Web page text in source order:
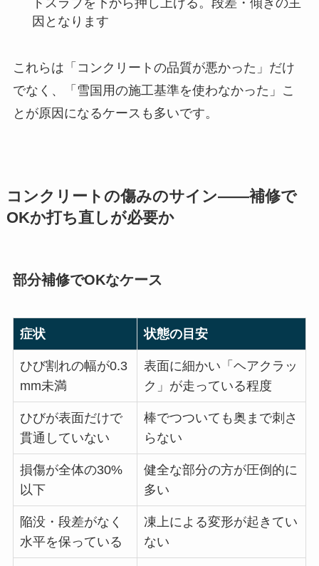
因となります
これらは「コンクリートの品質が悪かった」だけ
でなく、「雪国用の施工基準を使わなかった」こ
とが原因になるケースも多いです。
コンクリートの傷みのサイン——補修で
OKか打ち直しが必要か
部分補修でOKなケース
症状 状態の目安
ひび割れの幅が0.3
mm未満
表面に細かい「ヘアクラッ
ク」が走っている程度
ひびが表面だけで
貫通していない
棒でつついても奥まで刺さ
らない
損傷が全体の30%
以下
健全な部分の方が圧倒的に
多い
陥没・段差がなく
水平を保っている
凍上による変形が起きてい
ない